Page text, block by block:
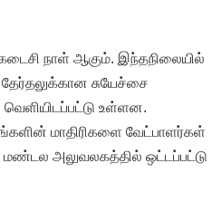
நாள் ஆகும். இந்தநிலையில்
தேர்தலுக்கான சுயேச்சை
உள்ளன.
மாதிரிகளை வேட்பாளர்கள்
அலுவலகத்தில் ஒட்டப்பட்டு